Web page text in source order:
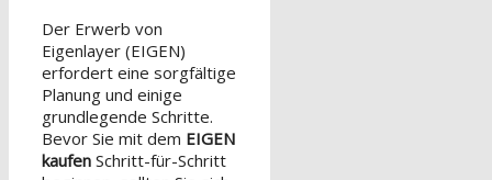
Der Erwerb von
Eigenlayer (EIGEN)
erfordert eine sorgfältige
Planung und einige
grundlegende Schritte.
Bevor Sie mit dem EIGEN
kaufen Schritt-für-Schritt